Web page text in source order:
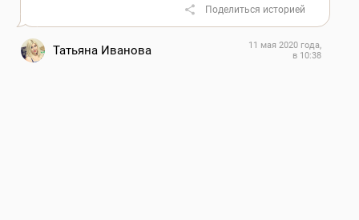
Поделиться историей
Татьяна Иванова
11 мая 2020 года,
в 10:38